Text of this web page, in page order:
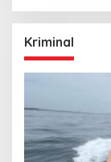
Kriminal